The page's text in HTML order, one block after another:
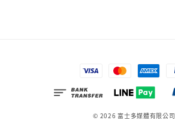
© 2026 富士多媒體有限公司